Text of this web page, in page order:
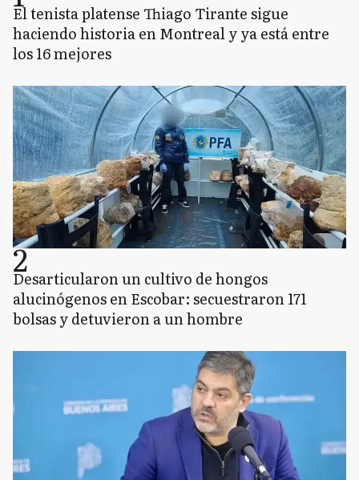
El tenista platense Thiago Tirante sigue
haciendo historia en Montreal y ya está entre
los 16 mejores
2
Desarticularon un cultivo de hongos
alucinógenos en Escobar: secuestraron 171
bolsas y detuvieron a un hombre